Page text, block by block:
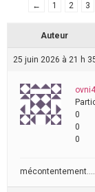
←
1 2 3
Auteur
25 juin 2026 à 21 h
0
0
0